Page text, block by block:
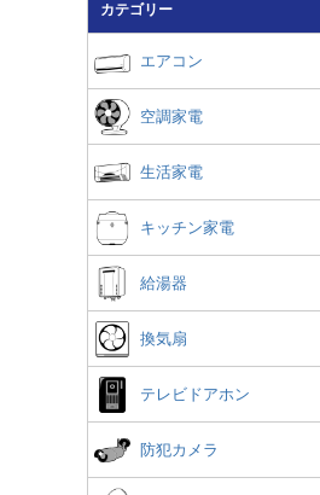
カテゴリー
エアコン
空調家電
生活家電
キッチン家電
給湯器
換気扇
テレビドアホン
防犯カメラ